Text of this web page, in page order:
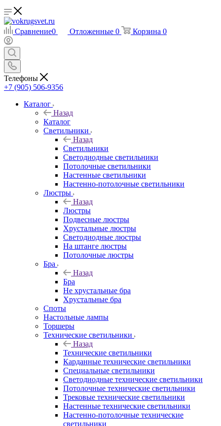
Сравнение0 Отложенные 0 Корзина 0
Телефоны
+7 (905) 506-9356
Каталог
Назад
Каталог
Светильники
Назад
Светильники
Светодиодные светильники
Потолочные светильники
Настенные светильники
Настенно-потолочные светильники
Люстры
Назад
Люстры
Подвесные люстры
Хрустальные люстры
Светодиодные люстры
На штанге люстры
Потолочные люстры
Бра
Назад
Бра
Не хрустальные бра
Хрустальные бра
Споты
Настольные лампы
Торшеры
Технические светильники
Назад
Технические светильники
Карданные технические светильники
Специальные светильники
Светодиодные технические светильники
Потолочные технические светильники
Трековые технические светильники
Настенные технические светильники
Настенно-потолочные технические
светильники